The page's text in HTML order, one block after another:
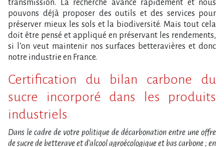
transmission. La recherche avance rapidement et nous
pouvons déjà proposer des outils et des services pour
préserver mieux les sols et la biodiversité. Mais tout cela
doit être pensé et appliqué en préservant les rendements,
si l’on veut maintenir nos surfaces betteravières et donc
notre industrie en France.
Certification du bilan carbone du
sucre incorporé dans les produits
industriels
Dans le cadre de votre politique de décarbonation entre une offre
de sucre de betterave et d’alcool agroécologique et bas carbone ; en